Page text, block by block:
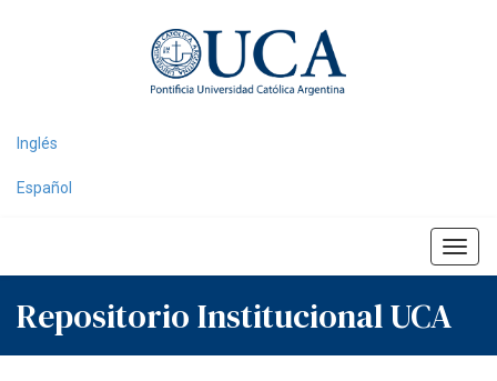
Inglés
Español
Repositorio Institucional UCA